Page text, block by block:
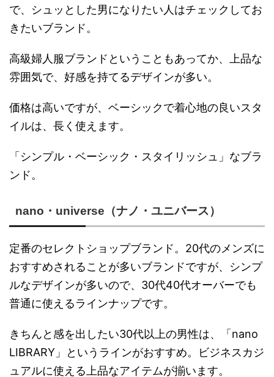
で、シュッとした男になりたい人はチェックしてお
きたいブランド。
高級婦人服ブランドということもあってか、上品な
雰囲気で、好感を持てるデザインが多い。
価格は高いですが、ベーシックで着心地の良いスタ
イルは、長く使えます。
「シンプル・ベーシック・スタイリッシュ」なブラ
ンド。
nano・universe（ナノ・ユニバース）
定番のセレクトショップブランド。20代のメンズに
おすすめされることが多いブランドですが、シンプ
ルなデザインが多いので、30代40代オーバーでも
普通に使えるラインナップです。
きちんと感を出したい30代以上の男性は、「nano
LIBRARY」というラインがおすすめ。ビジネスカジ
ュアルに使える上品なアイテムが揃います。